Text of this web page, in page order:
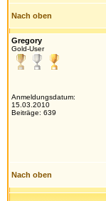
Nach oben
Gregory
Gold-User
Anmeldungsdatum:
15.03.2010
Beiträge: 639
Nach oben